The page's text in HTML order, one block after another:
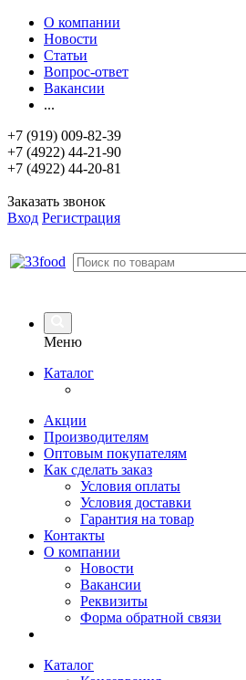
О компании
Новости
Статьи
Вопрос-ответ
Вакансии
...
+7 (919) 009-82-39
+7 (4922) 44-21-90
+7 (4922) 44-20-81
Заказать звонок
Вход Регистрация
Меню
Каталог
Акции
Производителям
Оптовым покупателям
Как сделать заказ
Условия оплаты
Условия доставки
Гарантия на товар
Контакты
О компании
Новости
Вакансии
Реквизиты
Форма обратной связи
Каталог